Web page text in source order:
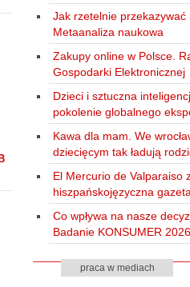
Jak rzetelnie przekazywać
Metaanaliza naukowa
Zakupy online w Polsce.
Gospodarki Elektronicznej
Dzieci i sztuczna
pokolenie globalnego
Kawa dla mam. We
dziecięcym tak ładują
El Mercurio de Valparaiso
hiszpańskojęzyczna
Co wpływa na nasze
Badanie KONSUMER 2026
praca w mediach